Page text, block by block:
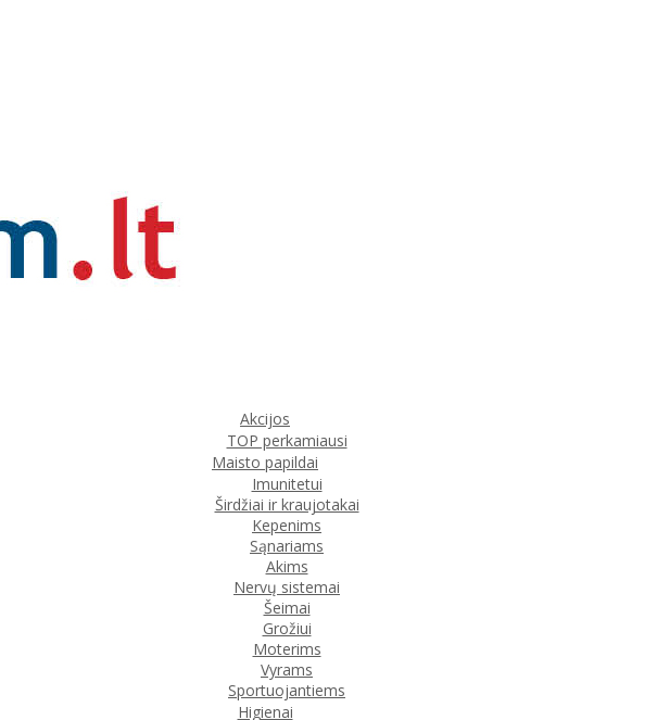
Akcijos
TOP perkamiausi
Maisto papildai
Imunitetui
Širdžiai ir kraujotakai
Kepenims
Sąnariams
Akims
Nervų sistemai
Šeimai
Grožiui
Moterims
Vyrams
Sportuojantiems
Higienai